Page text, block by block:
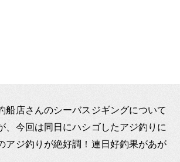
船店さんのシーバスジギングについて
、今回は同日にハシゴしたアジ釣りに
アジ釣りが絶好調！連日好釣果があが